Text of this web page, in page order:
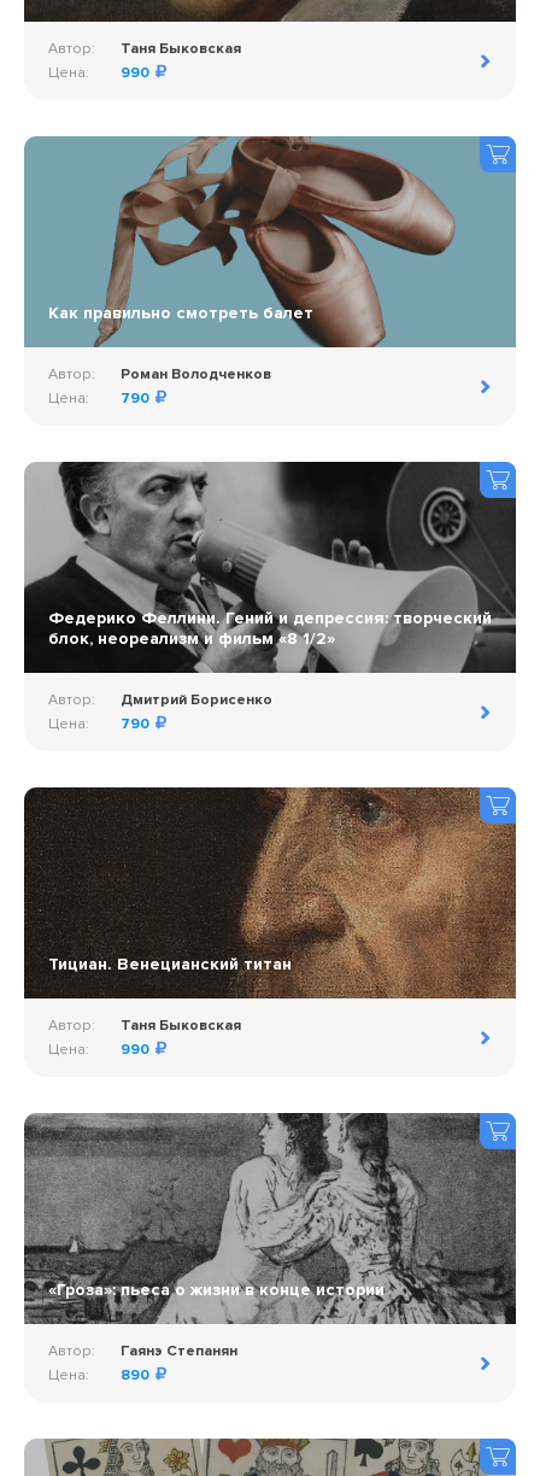
Автор:
Таня Быковская
Цена:
990
Как правильно смотреть балет
Автор:
Роман Володченков
Цена:
790
Федерико Феллини. Гений и депрессия: творческий
блок, неореализм и фильм «8 1/2»
Автор:
Дмитрий Борисенко
Цена:
790
Тициан. Венецианский титан
Автор:
Таня Быковская
Цена:
990
«Гроза»: пьеса о жизни в конце истории
Автор:
Гаянэ Степанян
Цена:
890